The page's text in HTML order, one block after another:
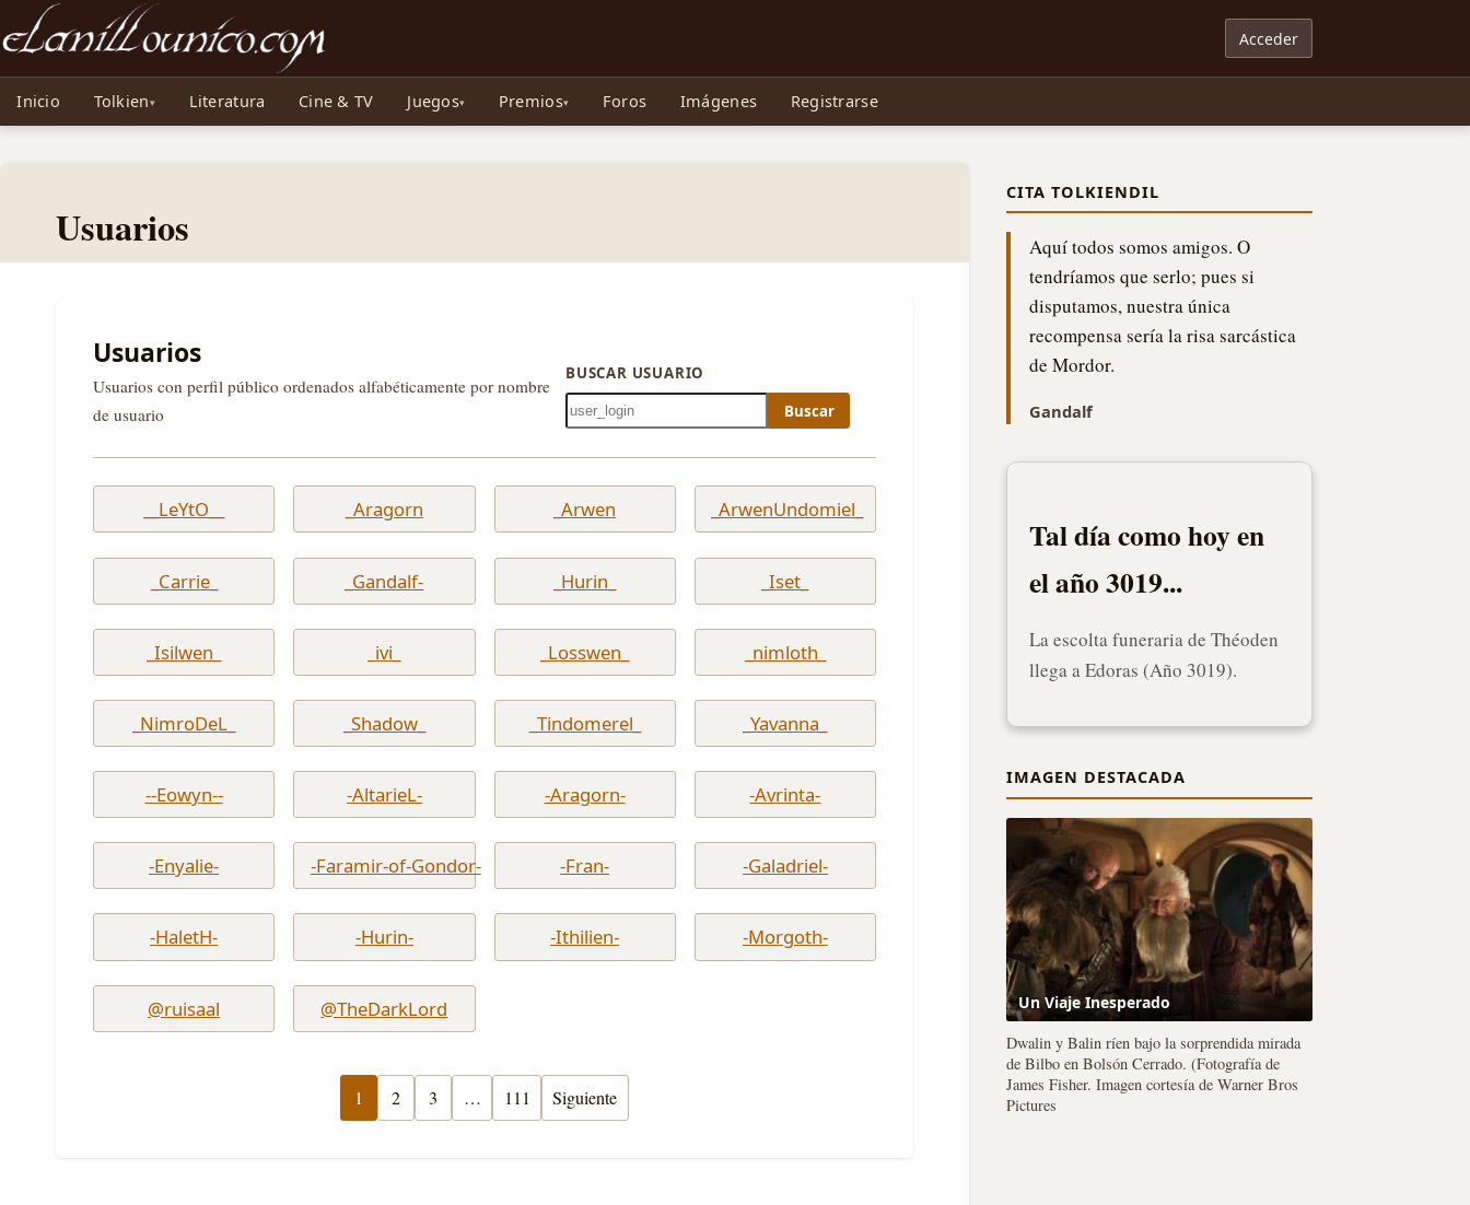
Noticias sobre Tolkien: El Señor de los Anillos, Los Anillos de Poder, La Caza de Gollum, la Tolkienpedia y más
Acceder
Inicio Tolkien Literatura Cine & TV Juegos Premios Foros Imágenes Registrarse
Usuarios
Usuarios
Usuarios con perfil público ordenados alfabéticamente por nombre
de usuario
BUSCAR USUARIO
Buscar
__LeYtO__ _Aragorn _Arwen _ArwenUndomiel_
_Carrie_ _Gandalf- _Hurin_ _Iset_
_Isilwen_ _ivi_ _Losswen_ _nimloth_
_NimroDeL_ _Shadow_ _Tindomerel_ _Yavanna_
--Eowyn-- -AltarieL- -Aragorn- -Avrinta-
-Enyalie- -Faramir-of-Gondor- -Fran- -Galadriel-
-HaletH- -Hurin- -Ithilien- -Morgoth-
@ruisaal @TheDarkLord
1 2 3 … 111 Siguiente
CITA TOLKIENDIL
Aquí todos somos amigos. O
tendríamos que serlo; pues si
disputamos, nuestra única
recompensa sería la risa sarcástica
de Mordor.
Gandalf
Tal día como hoy en
el año 3019...
La escolta funeraria de Théoden
llega a Edoras (Año 3019).
IMAGEN DESTACADA
Un Viaje Inesperado
Dwalin y Balin ríen bajo la sorprendida mirada
de Bilbo en Bolsón Cerrado. (Fotografía de
James Fisher. Imagen cortesía de Warner Bros
Pictures